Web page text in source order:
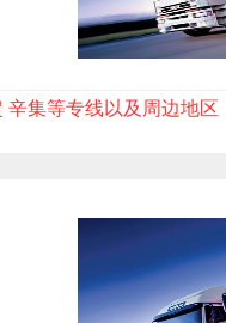
集等专线以及周边地区